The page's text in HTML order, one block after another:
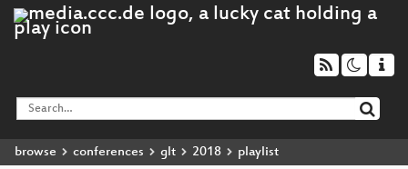
browse conferences glt 2018 playlist